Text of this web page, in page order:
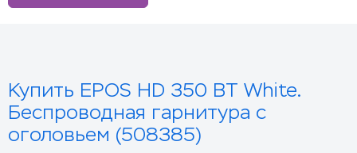
Купить EPOS HD 350 BT White.
Беспроводная гарнитура с
оголовьем (508385)